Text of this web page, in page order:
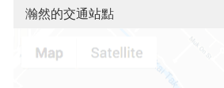
瀚然的交通站點